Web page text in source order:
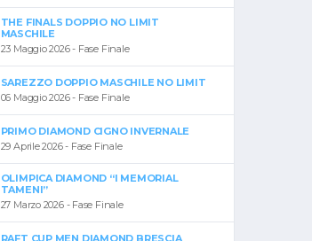
THE FINALS DOPPIO NO LIMIT
MASCHILE
23 Maggio 2026 - Fase Finale
SAREZZO DOPPIO MASCHILE NO LIMIT
06 Maggio 2026 - Fase Finale
PRIMO DIAMOND CIGNO INVERNALE
29 Aprile 2026 - Fase Finale
OLIMPICA DIAMOND “I MEMORIAL
TAMENI”
27 Marzo 2026 - Fase Finale
RAFT CUP MEN DIAMOND BRESCIA